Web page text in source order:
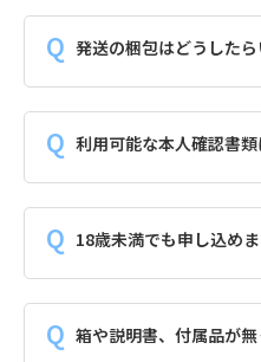
発送の梱包はどうした
利用可能な本人確認書
18歳未満でも申し込め
箱や説明書、付属品が